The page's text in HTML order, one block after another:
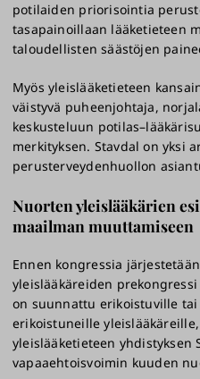
potilaiden priorisointia
tasapainoillaan lääketieteen
taloudellisten säästöjen
Myös yleislääketieteen
väistyvä puheenjohtaja,
keskusteluun
merkityksen. Stavdal on yksi
perusterveydenhuollon
Nuorten yleislääkärien
maailman muuttamiseen
Ennen kongressia
yleislääkäreiden
on suunnattu erikoistuville
erikoistuneille
yleislääketieteen yhdistyksen
vapaaehtoisvoimin kuuden